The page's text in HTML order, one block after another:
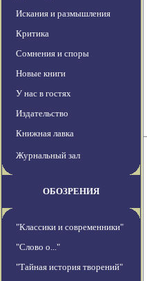
Искания и размышления
Критика
Сомнения и споры
Новые книги
У нас в гостях
Издательство
Книжная лавка
Журнальный зал
ОБОЗРЕНИЯ
"Классики и современники"
"Слово о..."
"Тайная история творений"